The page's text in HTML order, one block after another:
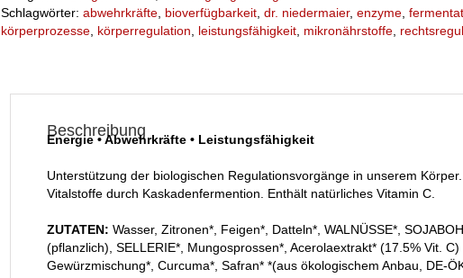
Schlagwörter: abwehrkräfte bioverfügbarkeit dr. niedermaier, enzyme
körperprozesse körperregulation leistungsfähigkeit mikronährstoffe
Beschreibung
Energie • Abwehrkräfte • Leistungsfähigkeit
Unterstützung der biologischen Regulationsvorgänge in unserem
Vitalstoffe durch Kaskadenfermention. Enthält natürliches Vitamin C.
ZUTATEN: Wasser, Zitronen*, Feigen*, Datteln*, WALNÜSSE*,
(pflanzlich), SELLERIE*, Mungosprossen*, Acerolaextrakt* (17.5% Vit.
Gewürzmischung*, Curcuma*, Safran* *(aus ökologischem Anbau, DE-